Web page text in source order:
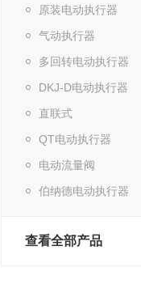
原装电动执行器
气动执行器
多回转电动执行器
DKJ-D电动执行器
直联式
QT电动执行器
电动流量阀
伯纳德电动执行器
查看全部产品